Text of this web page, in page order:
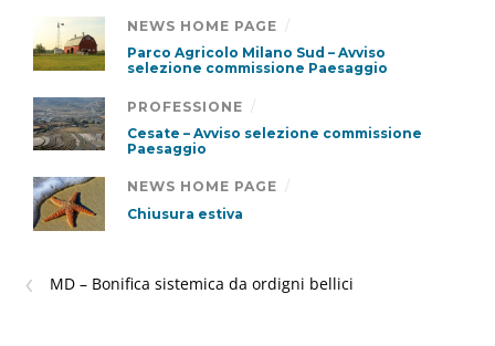
NEWS HOME PAGE /
Parco Agricolo Milano Sud – Avviso
selezione commissione Paesaggio
PROFESSIONE /
Cesate – Avviso selezione commissione
Paesaggio
NEWS HOME PAGE /
Chiusura estiva
‹ MD – Bonifica sistemica da ordigni bellici